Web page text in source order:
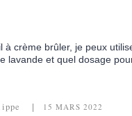
à crème brûler, je peux
lavande et quel dosage
15 MARS 2022